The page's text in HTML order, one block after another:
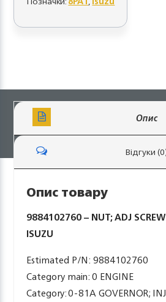
Опис
Відгуки
Опис товару
9884102760 – NUT; ADJ
ISUZU
Estimated P/N: 9884102760
Category main: 0 ENGINE
Category: 0-81A GOVERNOR;